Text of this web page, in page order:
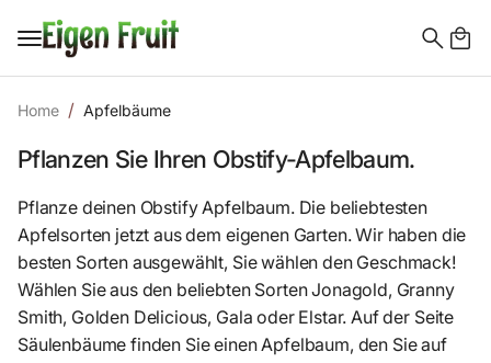
Home Apfelbäume
Pflanzen Sie Ihren Obstify-Apfelbaum.
Pflanze deinen Obstify Apfelbaum. Die beliebtesten
Apfelsorten jetzt aus dem eigenen Garten. Wir haben die
besten Sorten ausgewählt, Sie wählen den Geschmack!
Wählen Sie aus den beliebten Sorten Jonagold, Granny
Smith, Golden Delicious, Gala oder Elstar. Auf der Seite
Säulenbäume finden Sie einen Apfelbaum, den Sie auf